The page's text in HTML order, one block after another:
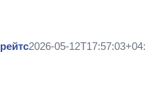
2026-05-